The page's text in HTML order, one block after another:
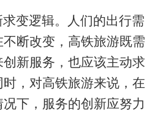
变逻辑。人们的出行需
断改变，高铁旅游既需
新服务，也应该主动求
，对高铁旅游来说，在
下，服务的创新应努力